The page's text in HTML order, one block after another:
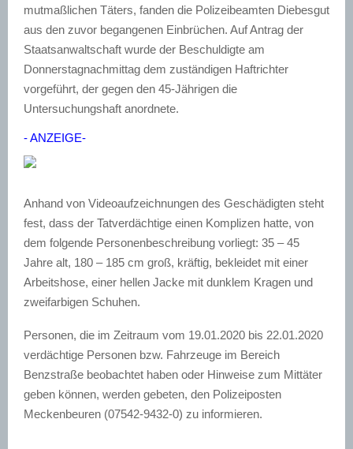
mutmaßlichen Täters, fanden die Polizeibeamten Diebesgut
aus den zuvor begangenen Einbrüchen. Auf Antrag der
Staatsanwaltschaft wurde der Beschuldigte am
Donnerstagnachmittag dem zuständigen Haftrichter
vorgeführt, der gegen den 45-Jährigen die
Untersuchungshaft anordnete.
- ANZEIGE-
Anhand von Videoaufzeichnungen des Geschädigten steht
fest, dass der Tatverdächtige einen Komplizen hatte, von
dem folgende Personenbeschreibung vorliegt: 35 – 45
Jahre alt, 180 – 185 cm groß, kräftig, bekleidet mit einer
Arbeitshose, einer hellen Jacke mit dunklem Kragen und
zweifarbigen Schuhen.
Personen, die im Zeitraum vom 19.01.2020 bis 22.01.2020
verdächtige Personen bzw. Fahrzeuge im Bereich
Benzstraße beobachtet haben oder Hinweise zum Mittäter
geben können, werden gebeten, den Polizeiposten
Meckenbeuren (07542-9432-0) zu informieren.